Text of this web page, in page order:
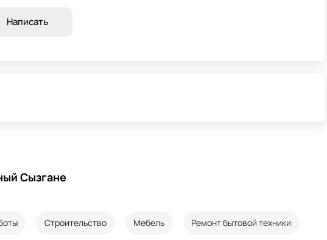
Написать
Сызгане
Строительство Мебель Ремонт бытовой техники